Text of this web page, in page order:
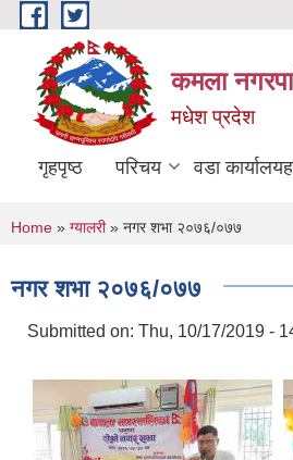
Skip to main content
कमला
मधेश प्रदेश
गृहपृष्ठ परिचय वडा
You are here
Home » ग्यालरी» नगर शभा २०७६/०७७
नगर शभा २०७६/०७७
Submitted on: Thu, 10/17/2019 -